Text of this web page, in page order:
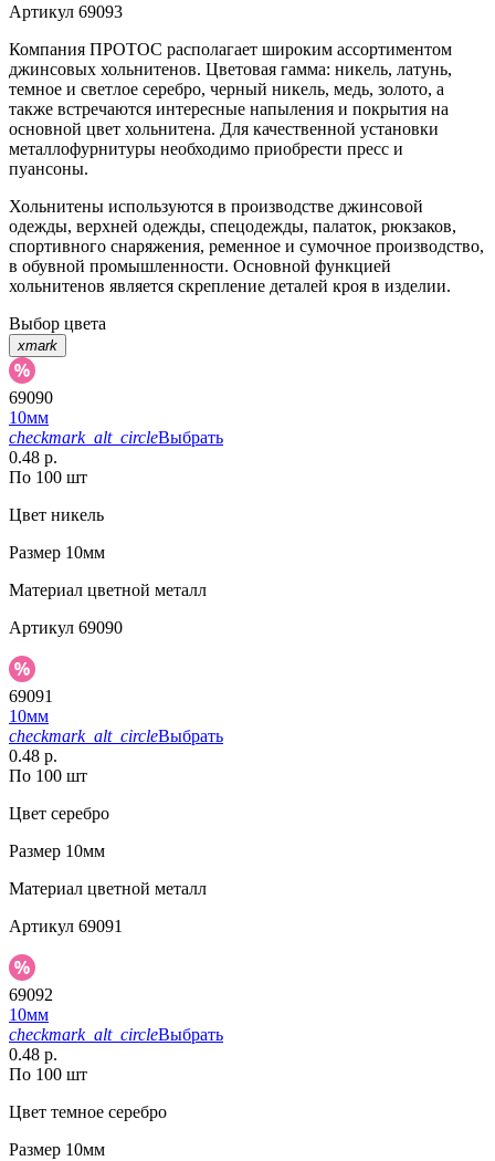
Артикул 69093
Компания ПРОТОС располагает широким ассортиментом
джинсовых хольнитенов. Цветовая гамма: никель, латунь,
темное и светлое серебро, черный никель, медь, золото, а
также встречаются интересные напыления и покрытия на
основной цвет хольнитена. Для качественной установки
металлофурнитуры необходимо приобрести пресс и
пуансоны.
Хольнитены используются в производстве джинсовой
одежды, верхней одежды, спецодежды, палаток, рюкзаков,
спортивного снаряжения, ременное и сумочное производство,
в обувной промышленности. Основной функцией
хольнитенов является скрепление деталей кроя в изделии.
Выбор цвета
xmark
69090
10мм
checkmark_alt_circleВыбрать
0.48 р.
По 100 шт
Цвет никель
Размер 10мм
Материал цветной металл
Артикул 69090
69091
10мм
checkmark_alt_circleВыбрать
0.48 р.
По 100 шт
Цвет серебро
Размер 10мм
Материал цветной металл
Артикул 69091
69092
10мм
checkmark_alt_circleВыбрать
0.48 р.
По 100 шт
Цвет темное серебро
Размер 10мм